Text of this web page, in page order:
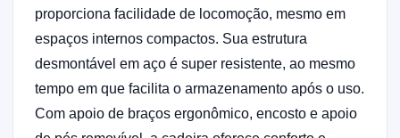
proporciona facilidade de locomoção, mesmo em
espaços internos compactos. Sua estrutura
desmontável em aço é super resistente, ao mesmo
tempo em que facilita o armazenamento após o uso.
Com apoio de braços ergonômico, encosto e apoio